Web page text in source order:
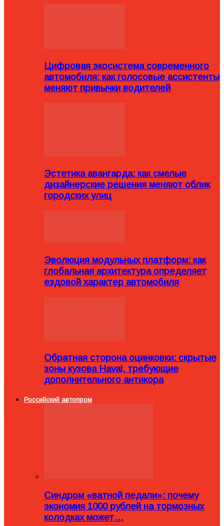
Цифровая экосистема современного
автомобиля: как голосовые ассистенты
меняют привычки водителей
Эстетика авангарда: как смелые
дизайнерские решения меняют облик
городских улиц
Эволюция модульных платформ: как
глобальная архитектура определяет
ездовой характер автомобиля
Обратная сторона оцинковки: скрытые
зоны кузова Haval, требующие
дополнительного антикора
Российский автопром
Синдром «ватной педали»: почему
экономия 1000 рублей на тормозных
колодках может…